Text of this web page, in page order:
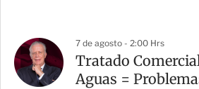
7 de agosto - 2:00 Hrs
Tratado
Aguas =